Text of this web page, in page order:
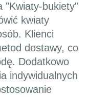
"Kwiaty-bukiety"
kwiaty
Klienci
dostawy, co
Dodatkowo
indywidualnych